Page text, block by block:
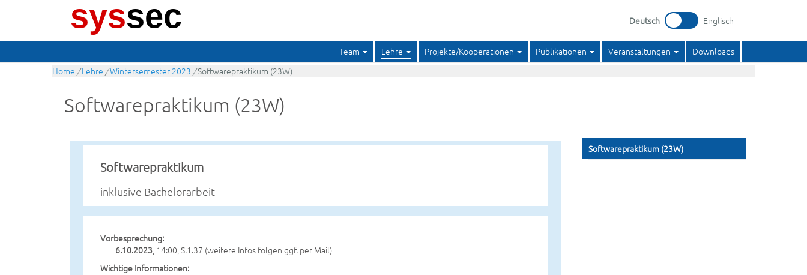
syssec Deutsch Englisch
Team Lehre Projekte/Kooperationen Publikationen Veranstaltungen
Downloads
Home / Lehre /Wintersemester 2023 /Softwarepraktikum (23W)
Softwarepraktikum (23W)
Softwarepraktikum
inklusive Bachelorarbeit
Vorbesprechung:
6.10.2023 , 14:00, S.1.37 (weitere Infos folgen ggf. per Mail)
Wichtige Informationen:
Softwarepraktikum (23W)